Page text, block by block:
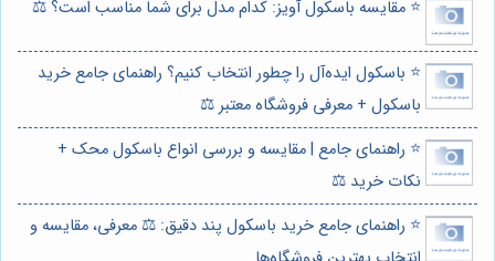
⭐️ مقایسه باسکول آویز: کدام مدل برای شما مناسب است؟ ⚖️
⭐️ باسکول ایده‌آل را چطور انتخاب کنیم؟ راهنمای جامع خرید
باسکول + معرفی فروشگاه معتبر ⚖️
⭐️ راهنمای جامع | مقایسه و بررسی انواع باسکول محک +
نکات خرید ⚖️
⭐️ راهنمای جامع خرید باسکول پند دقیق: ⚖️ معرفی، مقایسه و